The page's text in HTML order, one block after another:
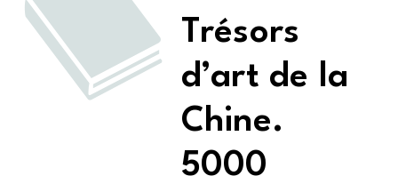
Trésors
d’art de la
Chine.
5000